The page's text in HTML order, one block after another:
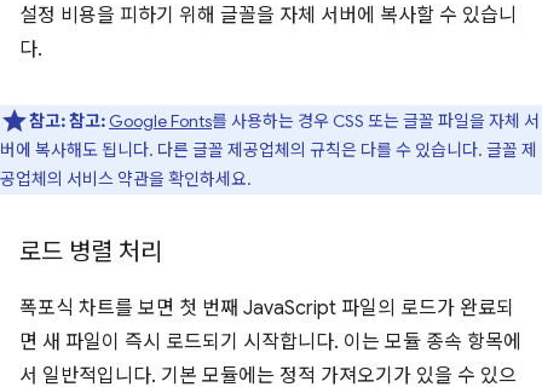
설정 비용을 피하기 위해 글꼴을 자체 서버에 복사할 수 있습니
다.
참고:참고: Google Fonts를 사용하는 경우 CSS 또는 글꼴 파일을 자체 서
버에 복사해도 됩니다. 다른 글꼴 제공업체의 규칙은 다를 수 있습니다. 글꼴 제
공업체의 서비스 약관을 확인하세요.
로드 병렬 처리
폭포식 차트를 보면 첫 번째 JavaScript 파일의 로드가 완료되
면 새 파일이 즉시 로드되기 시작합니다. 이는 모듈 종속 항목에
서 일반적입니다. 기본 모듈에는 정적 가져오기가 있을 수 있으